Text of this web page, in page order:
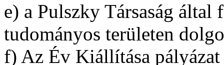
e) a Pulszky Társaság
tudományos területen
f) Az Év Kiállítása